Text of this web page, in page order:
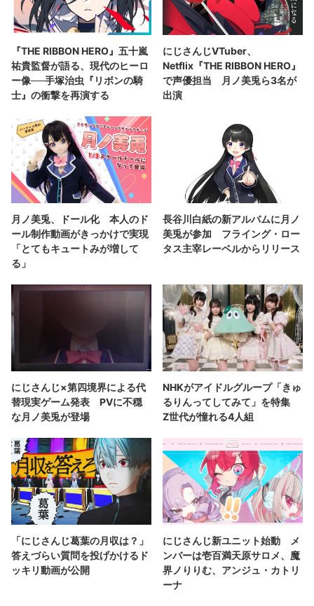
『THE RIBBON HERO』五十嵐
祐貴監督が語る、現代のヒーロ
ー像──手塚治虫『リボンの騎
士』の衝撃を再演する
にじさんじVTuber、
Netflix『THE RIBBON HERO』
で声優担当 月ノ美兎ら3名が
出演
月ノ美兎、ドール化 本人のド
ール制作動画がきっかけで実現
「とてもキュートみが増して
る」
長谷川白紙の新アルバムに月ノ
美兎が参加 フライング・ロー
タス主宰レーベルからリリース
にじさんじ×第四境界による代
替現実ゲーム発表 PVに不穏
な月ノ美兎が登場
NHKがアイドルグループ「きゅ
るりんってしてみて」を特集
Z世代が憧れる4人組
「にじさんじ葛葉の月収は？」
答えづらい質問を投げかけるド
ッキリ動画が公開
にじさんじ新ユニット始動 メ
ンバーは壱百満天原サロメ、魔
界ノりりむ、アンジュ・カトリ
ーナ